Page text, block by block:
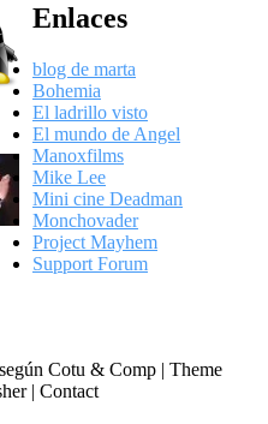
Enlaces
blog de marta
Bohemia
El ladrillo visto
El mundo de Angel
Manoxfilms
Mike Lee
Mini cine Deadman
Monchovader
Project Mayhem
Support Forum
Cotu & Comp | Theme
| Contact